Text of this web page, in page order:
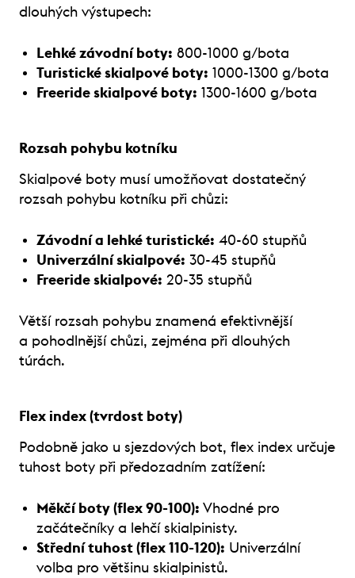
dlouhých výstupech:
Lehké závodní boty: 800-1000 g/bota
Turistické skialpové boty: 1000-1300 g/bota
Freeride skialpové boty: 1300-1600 g/bota
Rozsah pohybu kotníku
Skialpové boty musí umožňovat dostatečný
rozsah pohybu kotníku při chůzi:
Závodní a lehké turistické: 40-60 stupňů
Univerzální skialpové: 30-45 stupňů
Freeride skialpové: 20-35 stupňů
Větší rozsah pohybu znamená efektivnější
a pohodlnější chůzi, zejména při dlouhých
túrách.
Flex index (tvrdost boty)
Podobně jako u sjezdových bot, flex index určuje
tuhost boty při předozadním zatížení:
Měkčí boty (flex 90-100): Vhodné pro
začátečníky a lehčí skialpinisty.
Střední tuhost (flex 110-120): Univerzální
volba pro většinu skialpinistů.